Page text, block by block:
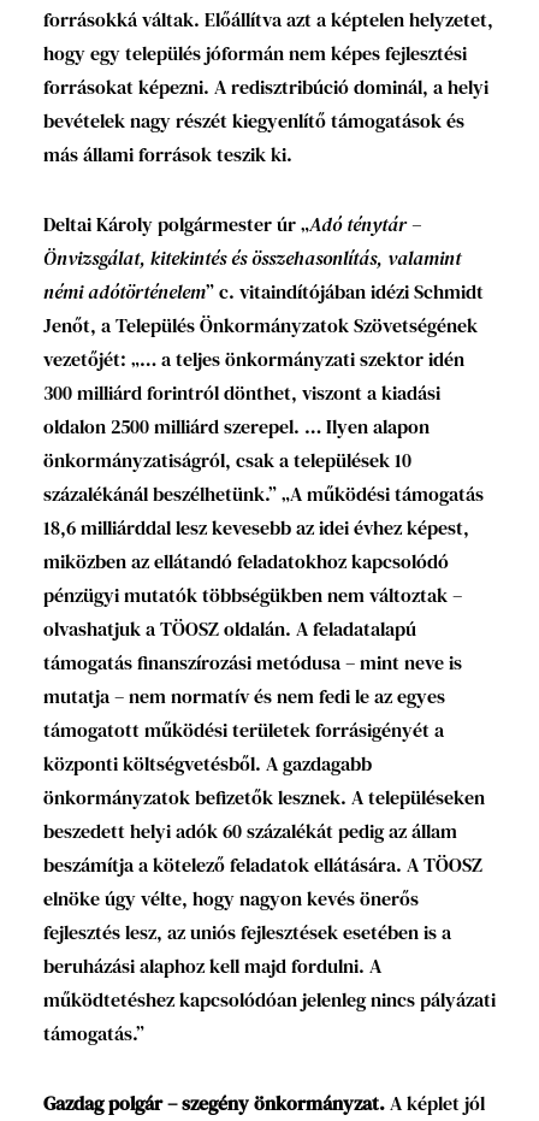
forrásokká váltak. Előállítva azt a képtelen helyzetet,
hogy egy település jóformán nem képes fejlesztési
forrásokat képezni. A redisztribúció dominál, a helyi
bevételek nagy részét kiegyenlítő támogatások és
más állami források teszik ki.
Deltai Károly polgármester úr „Adó ténytár –
Önvizsgálat, kitekintés és összehasonlítás, valamint
némi adótörténelem” c. vitaindítójában idézi Schmidt
Jenőt, a Település Önkormányzatok Szövetségének
vezetőjét: „… a teljes önkormányzati szektor idén
300 milliárd forintról dönthet, viszont a kiadási
oldalon 2500 milliárd szerepel. … Ilyen alapon
önkormányzatiságról, csak a települések 10
százalékánál beszélhetünk.” „A működési támogatás
18,6 milliárddal lesz kevesebb az idei évhez képest,
miközben az ellátandó feladatokhoz kapcsolódó
pénzügyi mutatók többségükben nem változtak –
olvashatjuk a TÖOSZ oldalán. A feladatalapú
támogatás finanszírozási metódusa – mint neve is
mutatja – nem normatív és nem fedi le az egyes
támogatott működési területek forrásigényét a
központi költségvetésből. A gazdagabb
önkormányzatok befizetők lesznek. A településeken
beszedett helyi adók 60 százalékát pedig az állam
beszámítja a kötelező feladatok ellátására. A TÖOSZ
elnöke úgy vélte, hogy nagyon kevés önerős
fejlesztés lesz, az uniós fejlesztések esetében is a
beruházási alaphoz kell majd fordulni. A
működtetéshez kapcsolódóan jelenleg nincs pályázati
támogatás.”
Gazdag polgár – szegény önkormányzat.A képlet jól